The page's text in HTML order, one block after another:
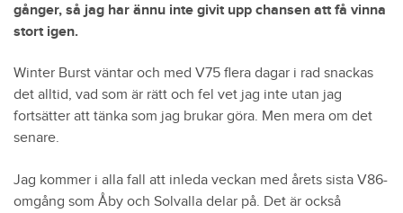
gånger, så jag har ännu inte givit upp chansen att få vinna
stort igen.
Winter Burst väntar och med V75 flera dagar i rad snackas
det alltid, vad som är rätt och fel vet jag inte utan jag
fortsätter att tänka som jag brukar göra. Men mera om det
senare.
Jag kommer i alla fall att inleda veckan med årets sista V86-
omgång som Åby och Solvalla delar på. Det är också